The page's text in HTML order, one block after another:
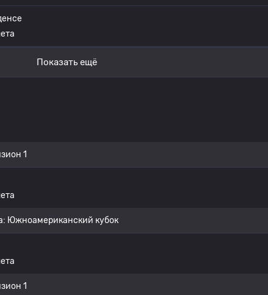
Показать ещё
1
Южноамериканский кубок
1